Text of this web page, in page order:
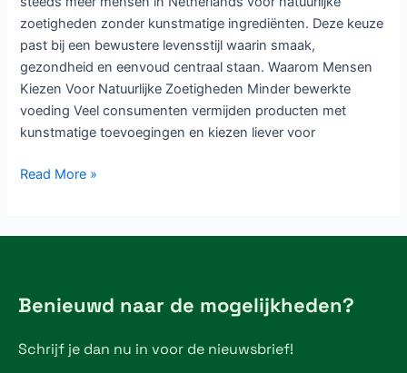
zoetigheden zonder kunstmatige ingrediënten. Deze keuze
past bij een bewustere levensstijl waarin smaak,
gezondheid en eenvoud centraal staan. Waarom Mensen
Kiezen Voor Natuurlijke Zoetigheden Minder bewerkte
voeding Veel consumenten vermijden producten met
kunstmatige toevoegingen en kiezen liever voor
Read More »
Benieuwd naar de mogelijkheden?
Schrijf je dan nu in voor de nieuwsbrief!